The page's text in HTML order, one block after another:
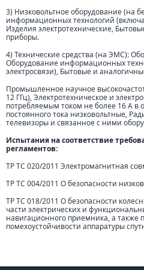
3) Низковольтное оборудование (на
информационных технологий
Изделия электротехнические,
приборы.
4) Технические средства (на ЭМС):
Оборудование информационных
электросвязи), Бытовые и
Промышленное научное
12 ГГц), Электротехническое и
потребляемым током не более 16 А в
постоянного тока низковольтные,
телевизоры и связанное с ними
Испытания на соответствие
регламентов:
ТР ТС 020/2011 Электромагнитная
ТР ТС 004/2011 О безопасности
ТР ТС 018/2011 О безопасности
части электрических и
навигационного приемника, а также
помехоустойчивости аппаратуры